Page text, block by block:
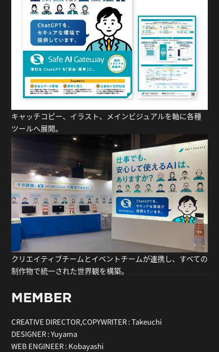
キャッチコピー、イラスト、メインビジュアルを軸に各種
ツールへ展開。
クリエイティブチームとイベントチームが連携し、すべての
制作物で統一された世界観を構築。
MEMBER
CREATIVE DIRECTOR,COPYWRITER:Takeuchi
DESIGNER:Yuyama
WEB ENGINEER: Kobayashi